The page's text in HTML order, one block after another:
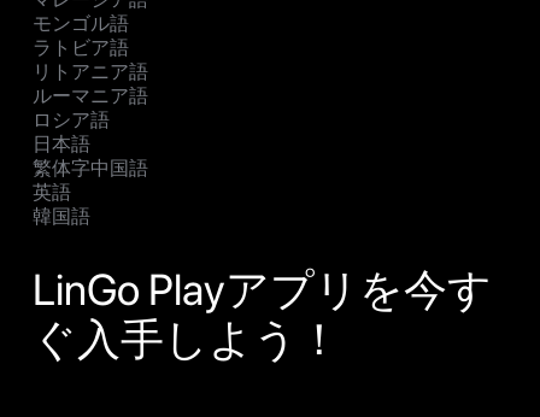
モンゴル語
ラトビア語
リトアニア語
ルーマニア語
ロシア語
日本語
繁体字中国語
英語
韓国語
LinGo Playアプリを今す
ぐ入手しよう！